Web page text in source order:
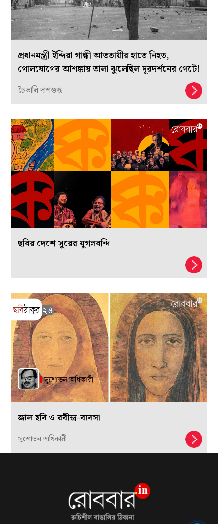
প্রধানমন্ত্রী ইন্দিরা গান্ধী আততায়ীর হাতে নিহত,
গোলযোগের আশঙ্কায় তালা ঝুলেছিল দূরদর্শনের গেটে!
চৈতালি দাশগুপ্ত
ছবির দেশে সুরের যুগলবন্দি
জাল ছবি ও রবীন্দ্র-ব্যবসা
সুশোভন অধিকারী